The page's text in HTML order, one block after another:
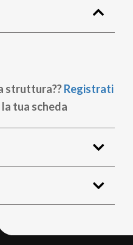
struttura??Registrati
tua scheda